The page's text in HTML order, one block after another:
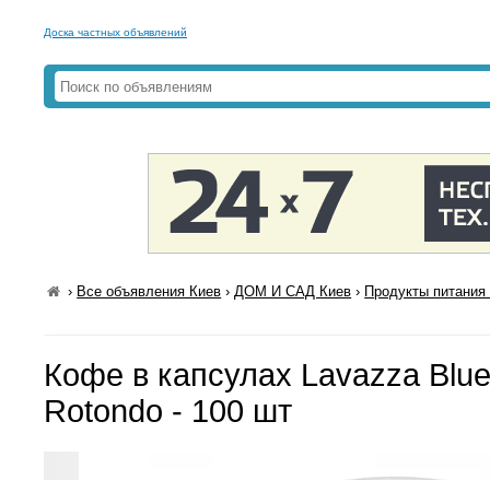
Доска частных объявлений
› Все объявления Киев ›ДОМ И САД Киев › Продукты
Кофе в капсулах Lavazza
Rotondo - 100 шт